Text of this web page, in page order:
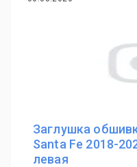
Заглушка
Santa Fe 2018-
левая